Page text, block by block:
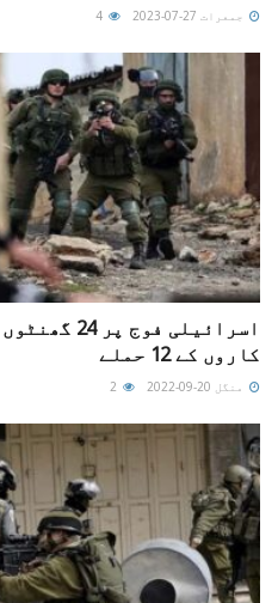
جمعرات 27-07-2023
اسرائیلی
کاروں کے 12 حملے
منگل 20-09-2022